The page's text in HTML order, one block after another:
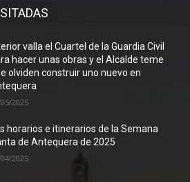
valla el Cuartel de la Guardia Civil
hacer unas obras y el Alcalde teme
olviden construir uno nuevo en
2025
horarios e itinerarios de la Semana
de Antequera de 2025
2025